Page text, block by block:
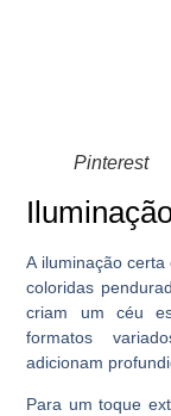
Pinterest
A iluminação
coloridas
criam um céu
formatos
adicionam
Para um toque